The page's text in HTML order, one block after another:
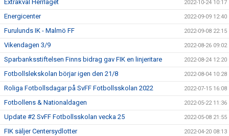
Extrakval Herrlaget 2022-10-24 10:17
Energicenter 2022-09-09 12:40
Furulunds IK - Malmö FF 2022-09-08 22:15
Vikendagen 3/9 2022-08-26 09:02
Sparbanksstiftelsen Finns bidrag gav FIK en linjeritare 2022-08-24 12:20
Fotbollslekskolan börjar igen den 21/8 2022-08-04 10:28
Roliga Fotbollsdagar på SvFF Fotbollsskolan 2022 2022-07-15 16:08
Fotbollens & Nationaldagen 2022-05-22 11:36
Update #2 SvFF Fotbollsskolan vecka 25 2022-05-08 21:55
FIK säljer Centersydlotter 2022-04-20 08:13